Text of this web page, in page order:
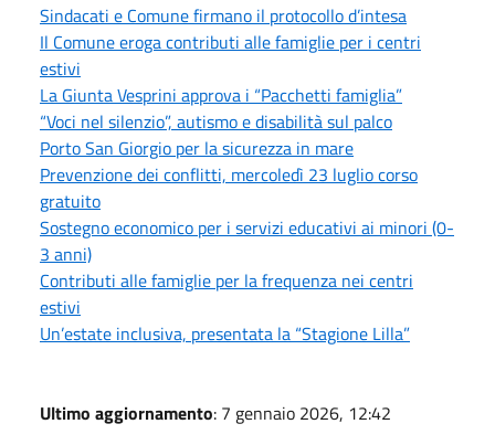
Sindacati e Comune firmano il protocollo d’intesa
Il Comune eroga contributi alle famiglie per i centri
estivi
La Giunta Vesprini approva i “Pacchetti famiglia”
“Voci nel silenzio”, autismo e disabilità sul palco
Porto San Giorgio per la sicurezza in mare
Prevenzione dei conflitti, mercoledì 23 luglio corso
gratuito
Sostegno economico per i servizi educativi ai minori (0-
3 anni)
Contributi alle famiglie per la frequenza nei centri
estivi
Un’estate inclusiva, presentata la “Stagione Lilla”
Ultimo aggiornamento: 7 gennaio 2026, 12:42